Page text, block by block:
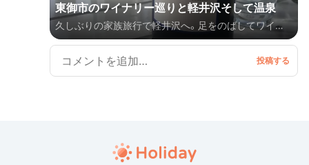
東御市のワイナリー巡りと軽井沢そして温泉
久しぶりの家族旅行で軽井沢へ。足をのばしてワイナ
リーと温泉巡り。